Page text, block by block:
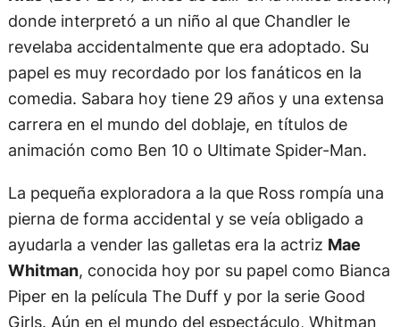
Kids (2001-2011) antes de salir en la mítica sitcom,
donde interpretó a un niño al que Chandler le
revelaba accidentalmente que era adoptado. Su
papel es muy recordado por los fanáticos en la
comedia. Sabara hoy tiene 29 años y una extensa
carrera en el mundo del doblaje, en títulos de
La pequeña exploradora a la que Ross rompía una
pierna de forma accidental y se veía obligado a
ayudarla a vender las galletas era la actriz
Mae
Whitman, conocida hoy por su papel como Bianca
Piper en la película The Duff y por la serie Good